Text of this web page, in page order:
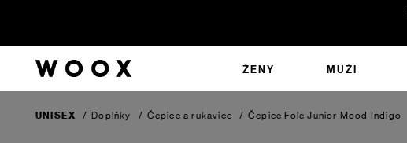
ŽENY MUŽI
UNISEX / Doplňky / Čepice a rukavice / Čepice Fole Junior Mood Indigo